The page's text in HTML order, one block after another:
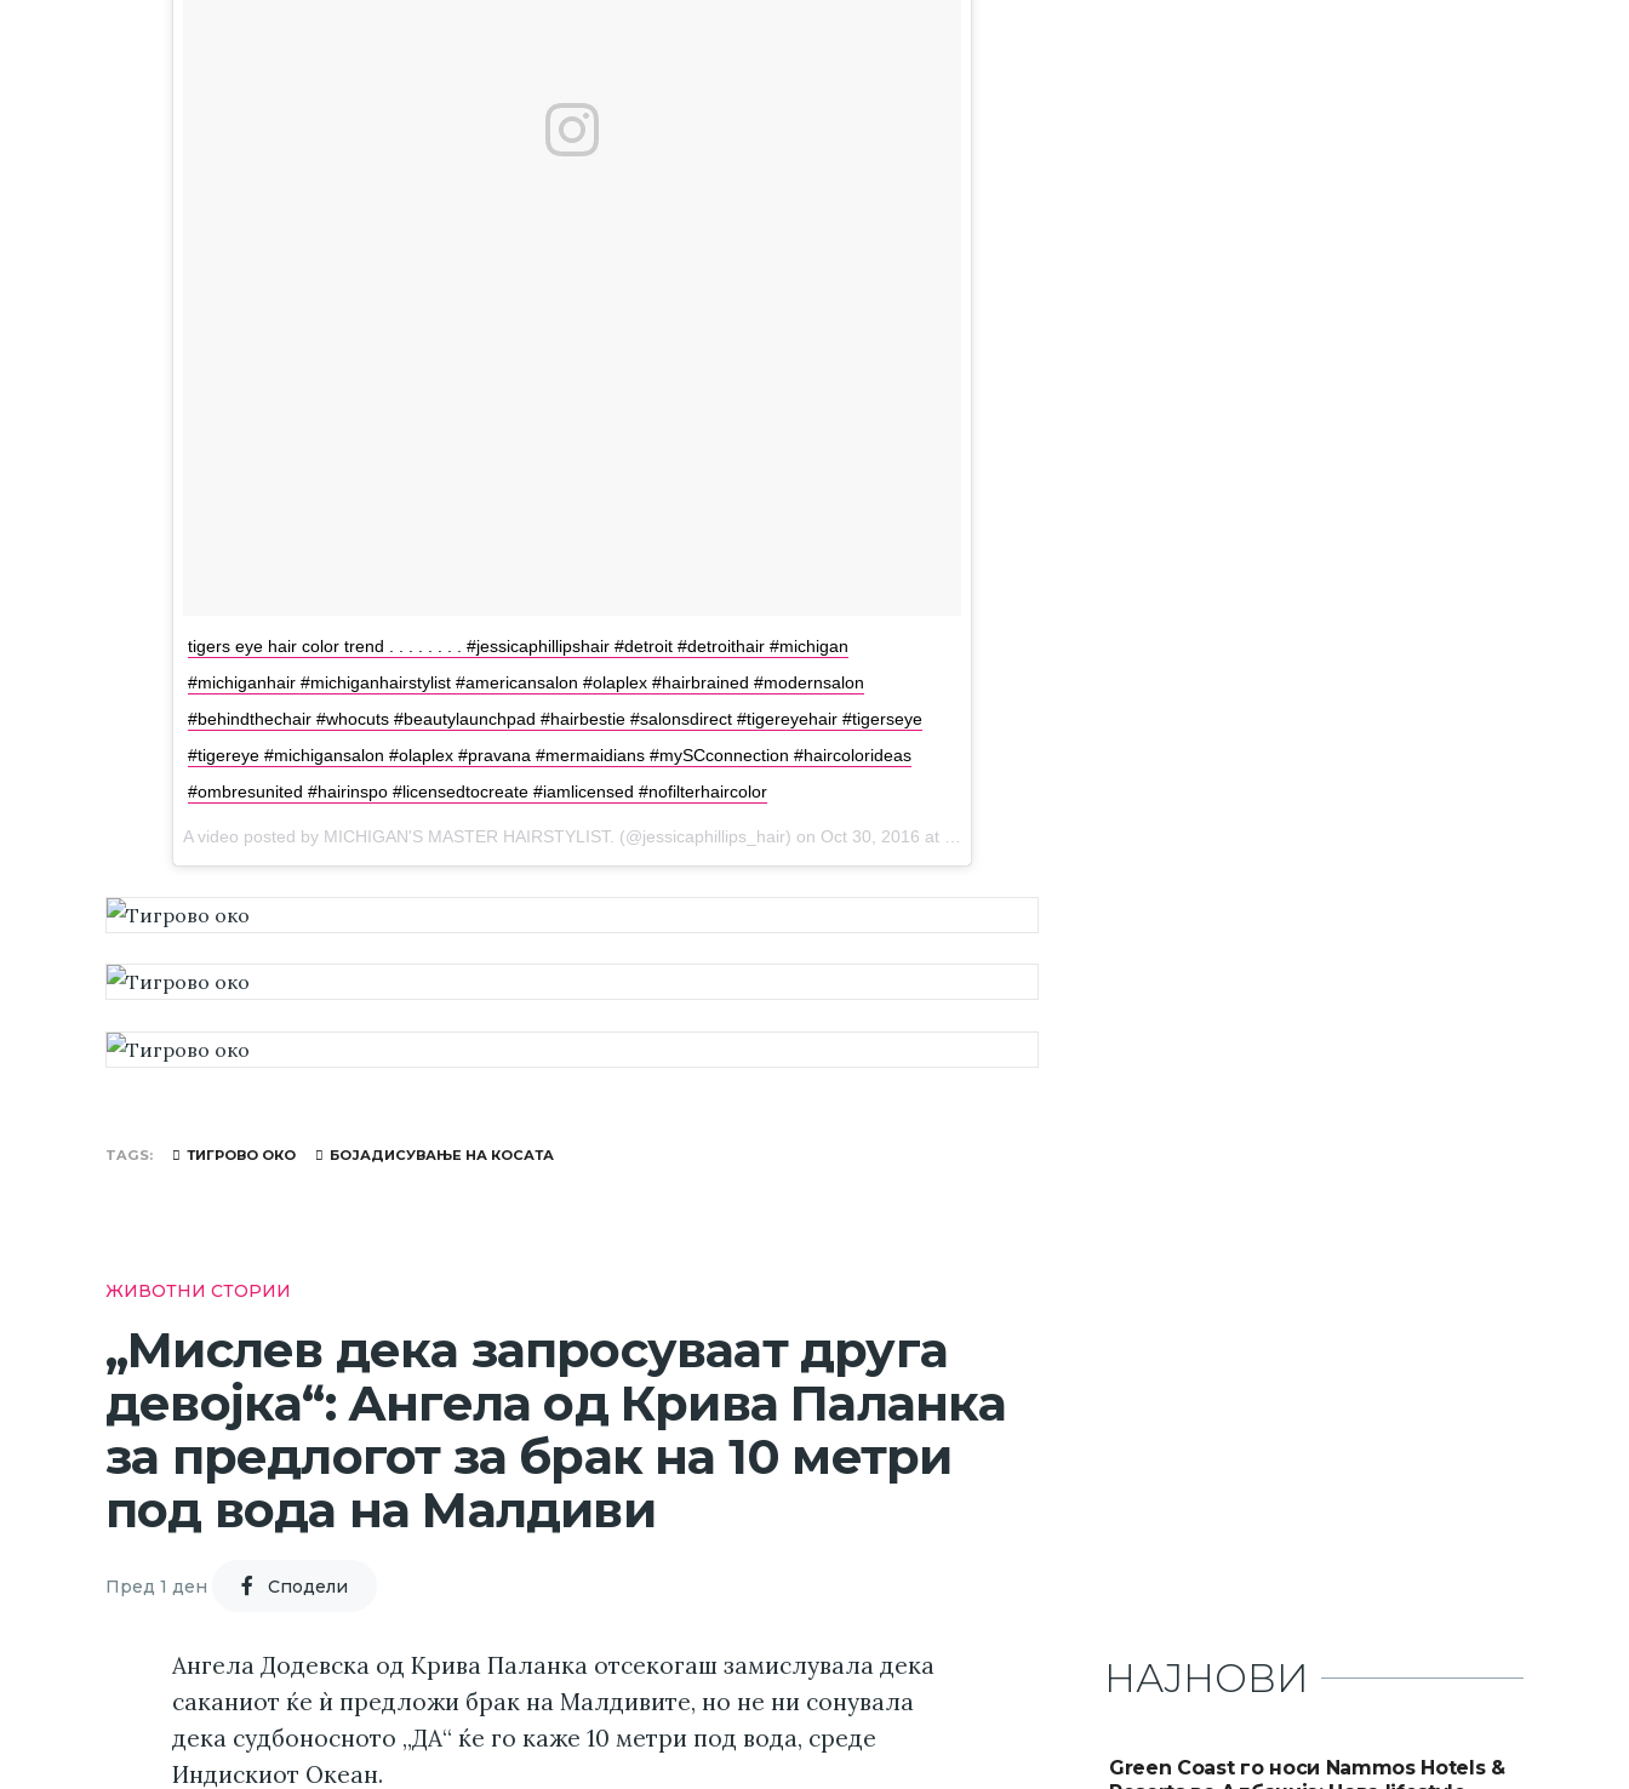
tigers eye hair color trend . . . . . . . . #jessicaphillipshair #detroit #detroithair #michigan
#michiganhair #michiganhairstylist #americansalon #olaplex #hairbrained #modernsalon
#behindthechair #whocuts #beautylaunchpad #hairbestie #salonsdirect #tigereyehair #tigerseye
#tigereye #michigansalon #olaplex #pravana #mermaidians #mySCconnection #haircolorideas
#ombresunited #hairinspo #licensedtocreate #iamlicensed #nofilterhaircolor
A video posted by MICHIGAN'S MASTER HAIRSTYLIST. (@jessicaphillips_hair) on Oct 30, 2016 at 7:02am PDT
TAGS ТИГРОВО ОКО БОЈАДИСУВАЊЕ НА КОСАТА
ЖИВОТНИ СТОРИИ
„Мислев дека запросуваат друга
девојка“: Ангела од Крива Паланка
за предлогот за брак на 10 метри
под вода на Малдиви
Пред 1 ден Cподели
Ангела Додевска од Крива Паланка отсекогаш замислувала дека
саканиот ќе ѝ предложи брак на Малдивите, но не ни сонувала
дека судбоносното „ДА“ ќе го каже 10 метри под вода, среде
Индискиот Океан.
НАЈНОВИ
Green Coast го носи Nammos Hotels &